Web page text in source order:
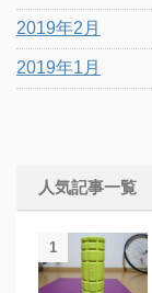
2019年2月
2019年1月
人気記事一覧
1